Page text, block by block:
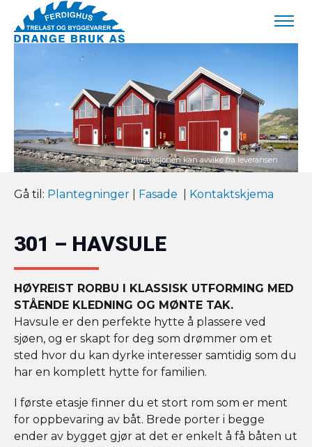
Gå til: Plantegninger Fasade Kontaktskjema
301 – HAVSULE
HØYREIST RORBU I KLASSISK UTFORMING MED
STÅENDE KLEDNING OG MØNTE TAK.
Havsule er den perfekte hytte å plassere ved
sjøen, og er skapt for deg som drømmer om et
sted hvor du kan dyrke interesser samtidig som du
har en komplett hytte for familien.
I første etasje finner du et stort rom som er ment
for oppbevaring av båt. Brede porter i begge
ender av bygget gjør at det er enkelt å få båten ut